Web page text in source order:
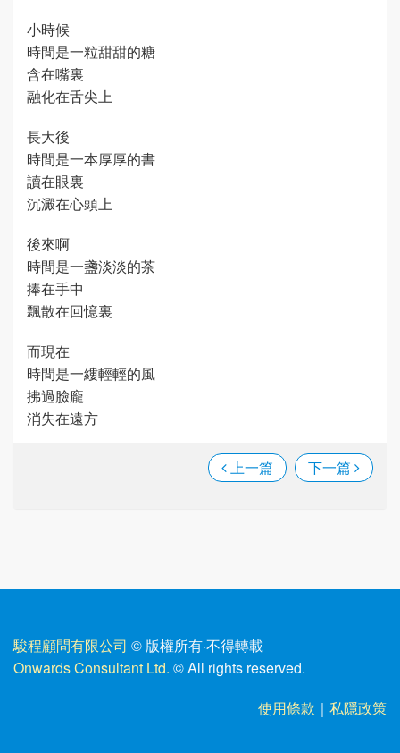
小時候
時間是一粒甜甜的糖
含在嘴裏
融化在舌尖上
長大後
時間是一本厚厚的書
讀在眼裏
沉澱在心頭上
後來啊
時間是一盞淡淡的茶
捧在手中
飄散在回憶裏
而現在
時間是一縷輕輕的風
拂過臉龐
消失在遠方
上一篇 下一篇
駿程顧問有限公司 © 版權所有·不得轉載
Onwards Consultant Ltd. © All rights reserved.
使用條款 ｜ 私隱政策